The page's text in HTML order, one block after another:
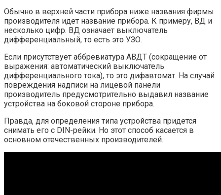
Обычно в верхней части прибора ниже названия фирмы
производителя идет название прибора. К примеру, ВД и
несколько цифр. ВД означает выключатель
дифференциальный, то есть это УЗО.
Если присутствует аббревиатура АВДТ (сокращение от
выражения: автоматический выключатель
дифференциального тока), то это дифавтомат. На случай
повреждения надписи на лицевой панели
производитель предусмотрительно выдавил название
устройства на боковой стороне прибора.
Правда, для определения типа устройства придется
снимать его с DIN-рейки. Но этот способ касается в
основном отечественных производителей.